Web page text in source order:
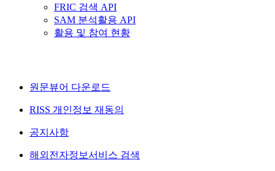
FRIC 검색 API
SAM 분석활용 API
활용 및 참여 현황
원문뷰어 다운로드
RISS 개인정보 재동의
공지사항
해외전자정보서비스 검색